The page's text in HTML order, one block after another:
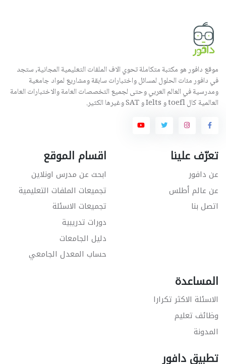
موقع دافور هو مكتبة متكاملة تحوي الاف الملفات التعليمية المجانية, ستجد
في دافور مئات الحلول لمسائل واختبارات سابقة ومشاريع لمواد جامعية
ومدرسية في العالم العربي وحتى لجميع التخصصات العامة والاختبارات العامة
العالمية كال toefl و Ielts و SAT وغيرها الكثير.
تعرّف علينا
عن دافور
عن عالم أطلس
اتصل بنا
اقسام الموقع
ابحث عن مدرس اونلاين
تجميعات الملفات التعليمية
تجميعات الاسئلة
دورات تدريبية
دليل الجامعات
حساب المعدل الجامعي
المساعدة
الاسئلة الاكثر تكرارا
وظائف تعليم
المدونة
تطبيق دافور